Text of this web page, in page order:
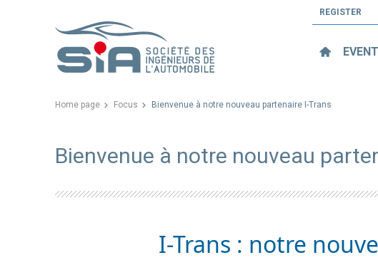
REGISTER
Home page Focus Bienvenue à notre nouveau partenaire I-Trans
Bienvenue à notre nouveau
I-Trans : notre